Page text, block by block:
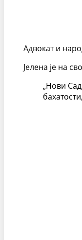
Адвокат и
Јелена је на
„Нови